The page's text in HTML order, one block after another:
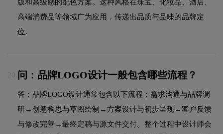
版和高级感的配色方案。这种风格在珠宝、化妆品、酒店、
高端消费品等领域广为应用，传递出品质与品味的品牌定
位。
20. 问：品牌LOGO设计一般包含哪些流程？
答：品牌LOGO设计通常包含以下流程：需求沟通与品牌调
研→创意构思与草图绘制→方案设计与初步呈现→客户反馈
与修改完善→最终定稿与源文件交付。整个过程中设计师会